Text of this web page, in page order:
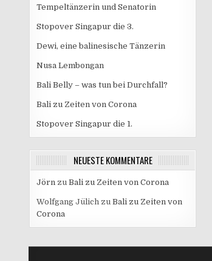
Tempeltänzerin und Senatorin
Stopover Singapur die 3.
Dewi, eine balinesische Tänzerin
Nusa Lembongan
Bali Belly – was tun bei Durchfall?
Bali zu Zeiten von Corona
Stopover Singapur die 1.
NEUESTE KOMMENTARE
Jörn zuBali zu Zeiten von Corona
Wolfgang Jülich zuBali zu Zeiten von
Corona